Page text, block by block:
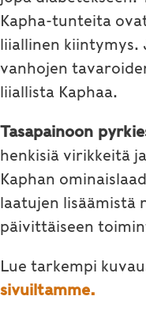
Kapha-tunteita
liiallinen kiintymys.
vanhojen
liiallista Kaphaa.
Tasapainoon
henkisiä virikkeitä
Kaphan
laatujen lisäämistä
päivittäiseen
Lue tarkempi
sivuiltamme.